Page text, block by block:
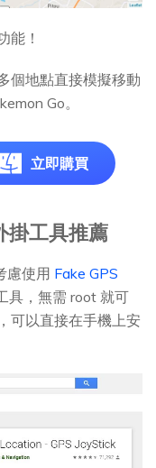
能！
個地點直接模擬移動
Go。
立即購買
掛工具推薦
慮使用 Fake GPS
具，無需 root 就可
可以直接在手機上安